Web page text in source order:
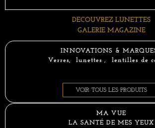
DECOUVREZ LUNETTES
GALERIE MAGAZINE
INNOVATIONS &
Verres, lunettes , lentilles de
VOIR TOUS LES PRODUITS
MA VUE
LA SANTÉ DE MES YEUX